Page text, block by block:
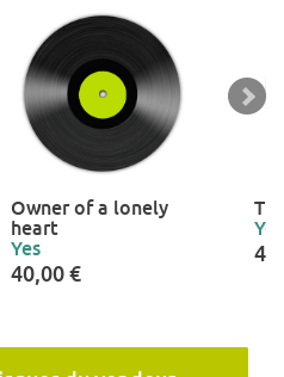
Owner of a lonely
heart
Yes
40,00 €
Yes